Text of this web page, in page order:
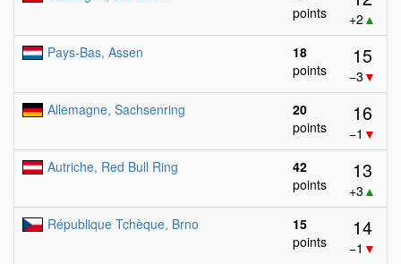
points
+2 ▲
Pays-Bas, Assen
18
points
15
−3 ▼
Allemagne, Sachsenring
20
points
16
−1 ▼
Autriche, Red Bull Ring
42
points
13
+3 ▲
République Tchèque, Brno
15
points
14
−1 ▼